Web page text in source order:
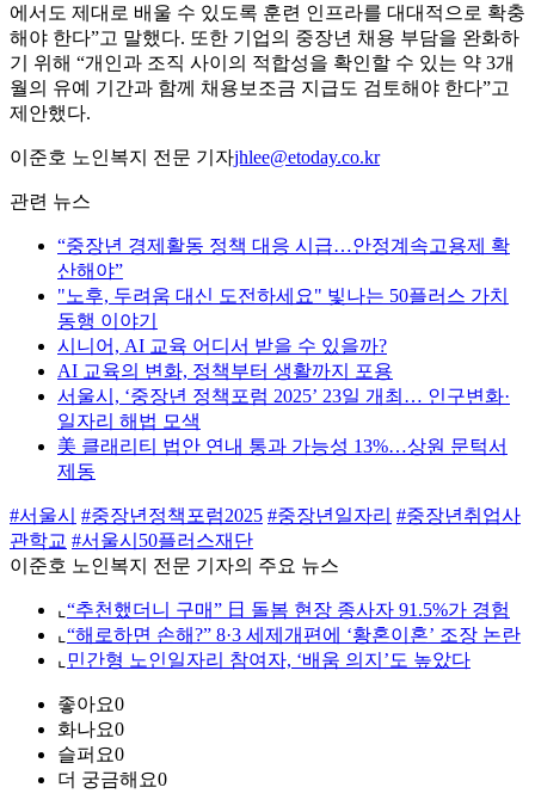
에서도 제대로 배울 수 있도록 훈련 인프라를 대대적으로 확충
해야 한다”고 말했다. 또한 기업의 중장년 채용 부담을 완화하
기 위해 “개인과 조직 사이의 적합성을 확인할 수 있는 약 3개
월의 유예 기간과 함께 채용보조금 지급도 검토해야 한다”고
제안했다.
이준호 노인복지 전문 기자jhlee@etoday.co.kr
관련 뉴스
“중장년 경제활동 정책 대응 시급…안정계속고용제 확
산해야”
"노후, 두려움 대신 도전하세요" 빛나는 50플러스 가치
동행 이야기
시니어, AI 교육 어디서 받을 수 있을까?
AI 교육의 변화, 정책부터 생활까지 포용
서울시, ‘중장년 정책포럼 2025’ 23일 개최… 인구변화·
일자리 해법 모색
美 클래리티 법안 연내 통과 가능성 13%…상원 문턱서
제동
#서울시 #중장년정책포럼2025 #중장년일자리 #중장년취업사
관학교 #서울시50플러스재단
이준호 노인복지 전문 기자의 주요 뉴스
⌞ “추천했더니 구매” 日 돌봄 현장 종사자 91.5%가 경험
⌞ “해로하면 손해?” 8·3 세제개편에 ‘황혼이혼’ 조장 논란
⌞ 민간형 노인일자리 참여자, ‘배움 의지’도 높았다
좋아요0
화나요0
슬퍼요0
더 궁금해요0